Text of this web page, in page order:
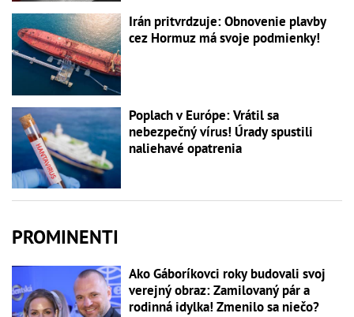
Irán pritvrdzuje: Obnovenie plavby
cez Hormuz má svoje podmienky!
Poplach v Európe: Vrátil sa
nebezpečný vírus! Úrady spustili
naliehavé opatrenia
PROMINENTI
Ako Gáboríkovci roky budovali svoj
verejný obraz: Zamilovaný pár a
rodinná idylka! Zmenilo sa niečo?